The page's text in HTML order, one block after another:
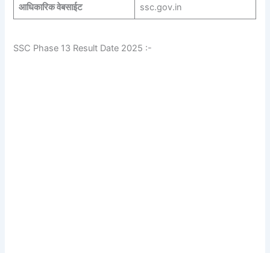
आधिकारिक वेबसाईट ssc.gov.in
SSC Phase 13 Result Date 2025 :-